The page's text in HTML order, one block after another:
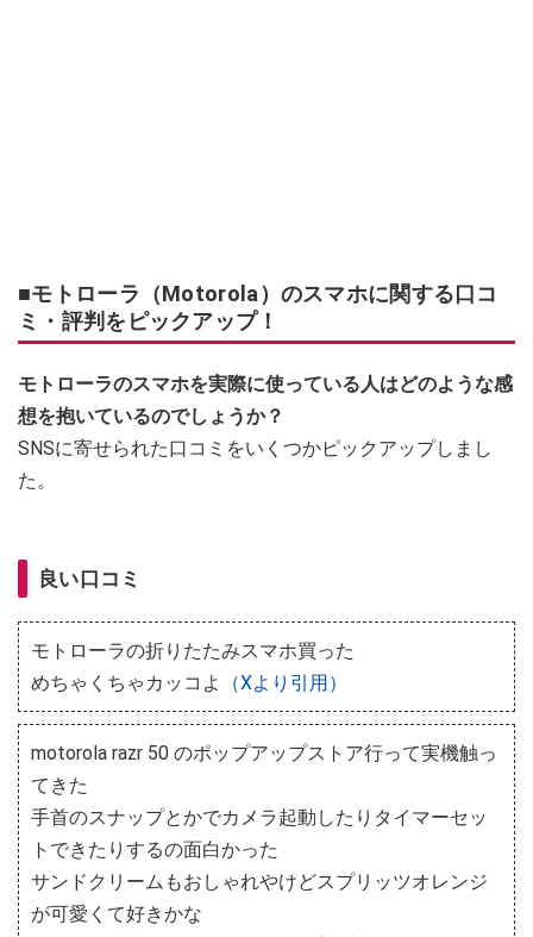
■モトローラ（Motorola）のスマホに関する口コ
ミ・評判をピックアップ！
モトローラのスマホを実際に使っている人はどのような感
想を抱いているのでしょうか？
SNSに寄せられた口コミをいくつかピックアップしまし
た。
良い口コミ
モトローラの折りたたみスマホ買った
めちゃくちゃカッコよ
（Xより引用）
motorola razr 50 のポップアップストア行って実機触っ
てきた
手首のスナップとかでカメラ起動したりタイマーセッ
トできたりするの面白かった
サンドクリームもおしゃれやけどスプリッツオレンジ
が可愛くて好きかな